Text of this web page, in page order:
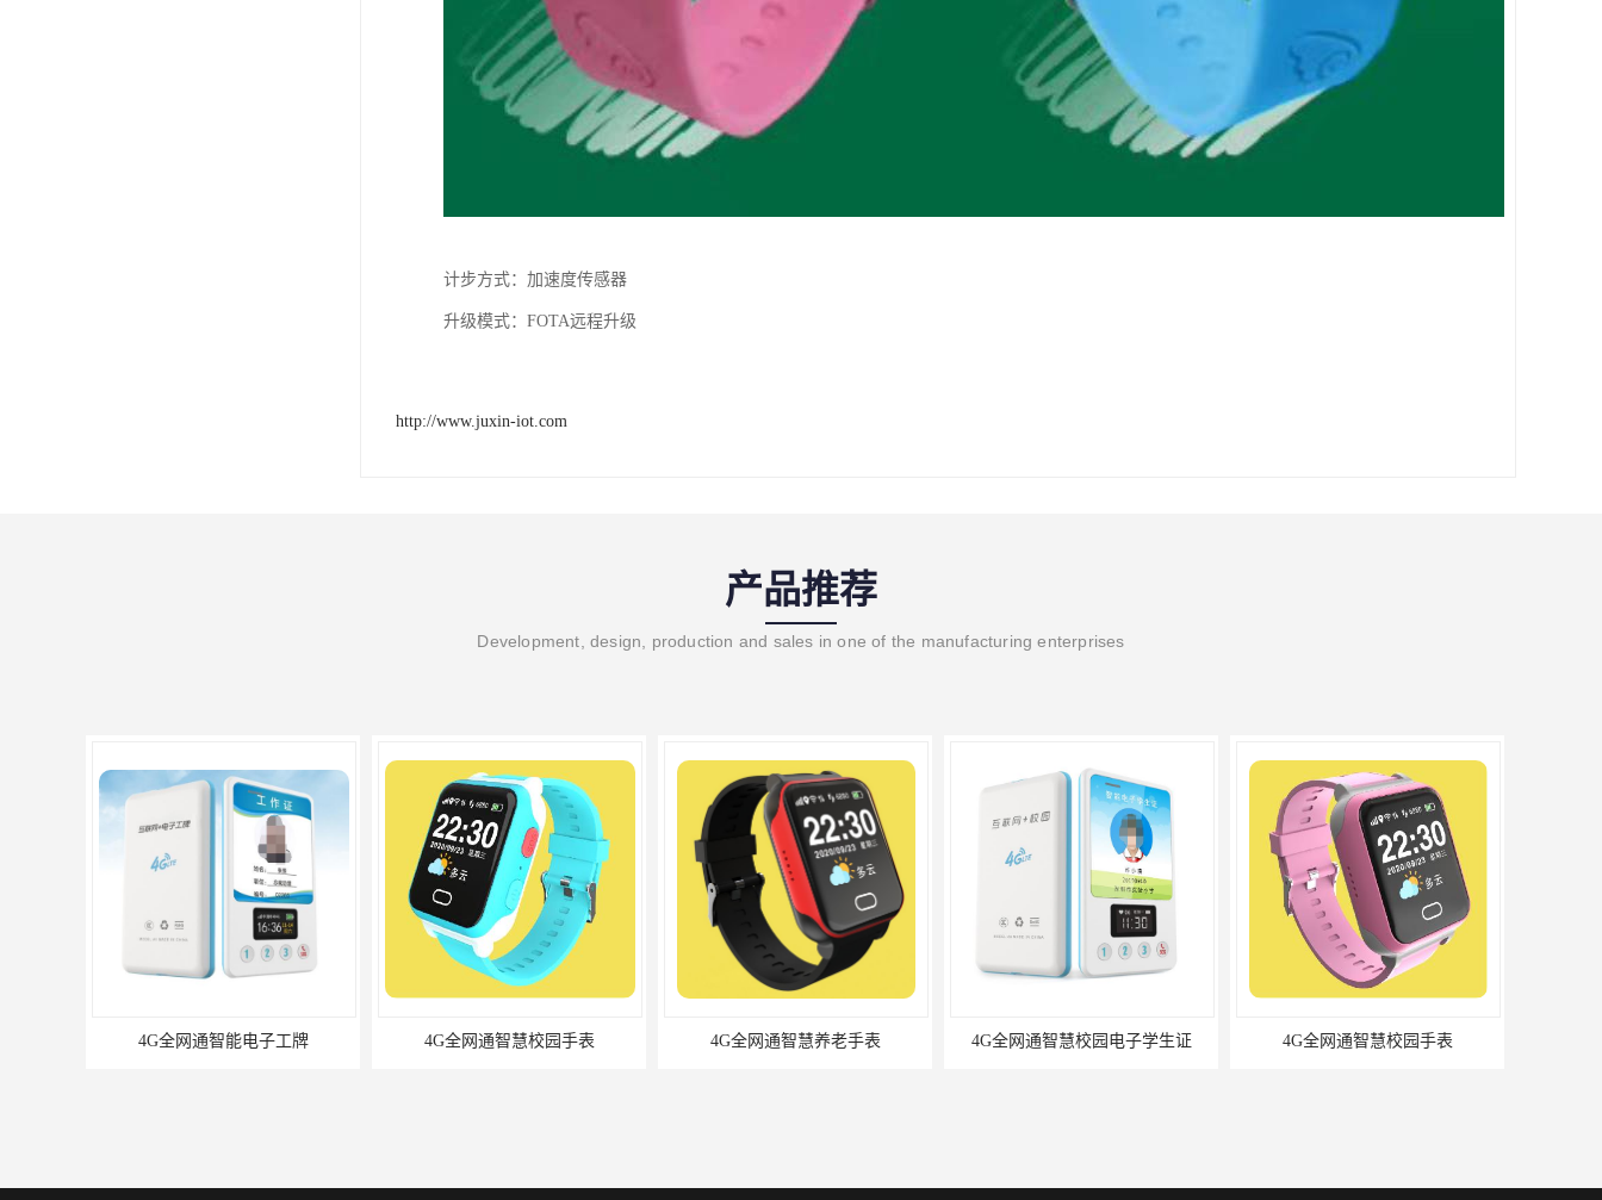
计步方式：加速度传感器
升级模式：FOTA远程升级
http://www.juxin-iot.com
产品推荐
Development, design, production and sales in one of the manufacturing enterprises
4G全网通智能电子工牌 4G全网通智慧校园手表 4G全网通智慧养老手表 4G全网通智慧校园电子学生证 4G全网通智慧校园手表